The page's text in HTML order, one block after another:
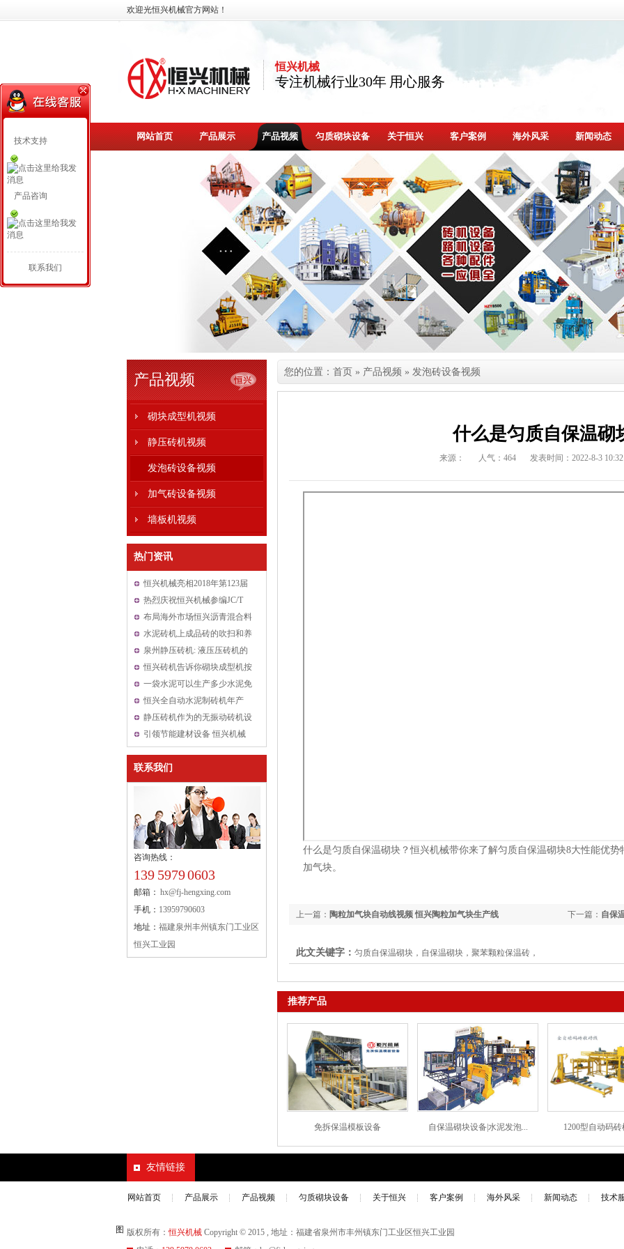
欢迎光恒兴机械官方网站！
恒兴机械
专注机械行业30年 用心服务
网站首页 产品展示 产品视频 匀质砌块设备 关于恒兴 客户案例 海外风采 新闻动态
产品视频
砌块成型机视频
静压砖机视频
发泡砖设备视频
加气砖设备视频
墙板机视频
热门资讯
恒兴机械亮相2018年第123届
中国进出口商品交易会
热烈庆祝恒兴机械参编JC/T
2550-2019《泡沫混凝土自保
温砌块标准》
布局海外市场恒兴沥青混合料
拌和设备以品质取胜
水泥砖机上成品砖的吹扫和养
护装置改良后可提高砖质量
泉州静压砖机: 液压压砖机的
压制油缸的结构形式有几种
恒兴砖机告诉你砌块成型机按
振动源位置分类对比
一袋水泥可以生产多少水泥免
烧砖？
恒兴全自动水泥制砖机年产
6000万块水泥砖让用户青睐
静压砖机作为的无振动砖机设
备可以做什么砖
引领节能建材设备 恒兴机械
业大会
联系我们
咨询热线：
139 5979 0603
邮箱： hx@fj-hengxing.com
手机： 13959790603
地址： 福建泉州丰州镇东门工业区
恒兴工业园
您的位置： 首页 » 产品视频 » 发泡砖设备视频
什么是匀质自保温砌
来源： 人气： 464 发表时间：2022-8-3
什么是匀质自保温砌块？恒兴机械带你来了解匀质自保温砌块8大性能优
加气块。
下一篇： 自保
上一篇： 陶粒加气块自动线视频 恒兴陶粒加气块生产线
此文关键字： 匀质自保温砌块，自保温砌块，聚苯颗粒保温砖，
推荐产品
免拆保温模板设备 自保温砌块设备|水泥发泡... 1200型自动码
友情链接
网站首页 产品展示 产品视频 匀质砌块设备 关于恒兴 客户案例 海外风采 新闻动态 技术
图 版权所有：恒兴机械 Copyright © 2015 , 地址：福建省泉州市丰州镇东门工业区恒兴工业园
技术支持
产品咨询
联系我们